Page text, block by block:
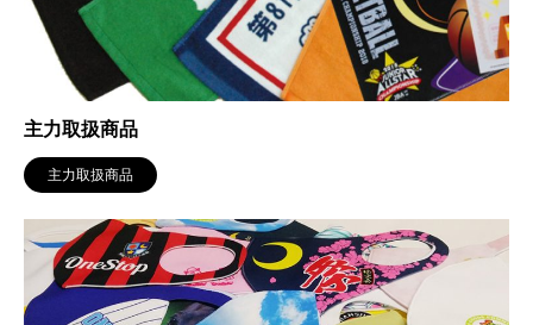
主力取扱商品
主力取扱商品